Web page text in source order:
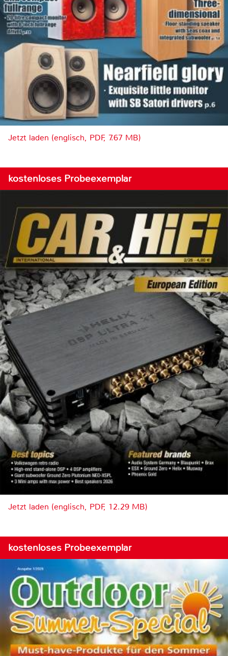
Jetzt laden (englisch, PDF, 7.67 MB)
kostenloses Probeexemplar
Jetzt laden (englisch, PDF, 12.29 MB)
kostenloses Probeexemplar